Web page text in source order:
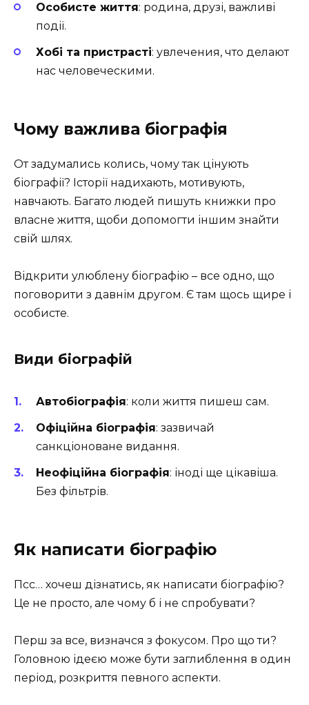
Особисте життя: родина, друзі, важливі
події.
Хобі та пристрасті: увлечения, что делают
нас человеческими.
Чому важлива біографія
От задумались колись, чому так цінують
біографії? Історії надихають, мотивують,
навчають. Багато людей пишуть книжки про
власне життя, щоби допомогти іншим знайти
свій шлях.
Відкрити улюблену біографію – все одно, що
поговорити з давнім другом. Є там щось щире і
особисте.
Види біографій
Автобіографія: коли життя пишеш сам.
Офіційна біографія: зазвичай
санкціоноване видання.
Неофіційна біографія: іноді ще цікавіша.
Без фільтрів.
Як написати біографію
Псс… хочеш дізнатись, як написати біографію?
Це не просто, але чому б і не спробувати?
Перш за все, визначся з фокусом. Про що ти?
Головною ідеєю може бути заглиблення в один
період, розкриття певного аспекти.